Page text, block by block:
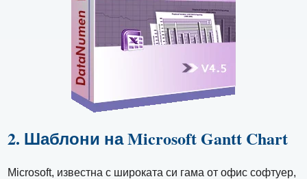
2. Шаблони на Microsoft Gantt Chart
Microsoft, известна с широката си гама от офис софтуер,